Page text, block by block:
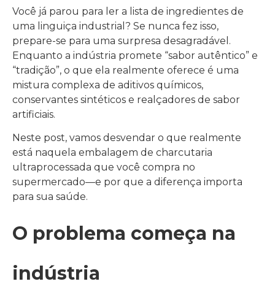
Você já parou para ler a lista de ingredientes de
uma linguiça industrial? Se nunca fez isso,
prepare-se para uma surpresa desagradável.
Enquanto a indústria promete “sabor autêntico” e
“tradição”, o que ela realmente oferece é uma
mistura complexa de aditivos químicos,
conservantes sintéticos e realçadores de sabor
artificiais.
Neste post, vamos desvendar o que realmente
está naquela embalagem de charcutaria
ultraprocessada que você compra no
supermercado—e por que a diferença importa
para sua saúde.
O problema começa na
indústria